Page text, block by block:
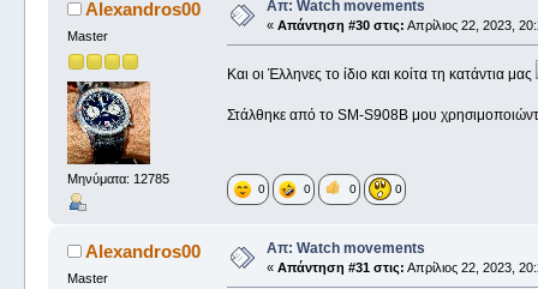
Alexandros00
Master
Μηνύματα: 12785
Απ: Watch movements
« Απάντηση #30 στις: Απρίλιος 22, 2023,
Και οι Έλληνες το ίδιο και κοίτα τη κατάντια μας
Στάλθηκε από το SM-S908B μου
0 0 0 0
Alexandros00
Master
Απ: Watch movements
« Απάντηση #31 στις: Απρίλιος 22, 2023,